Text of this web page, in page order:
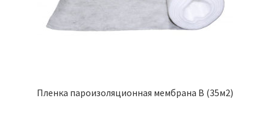
Пленка пароизоляционная мембрана В (35м2)